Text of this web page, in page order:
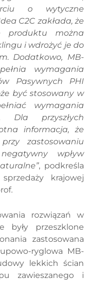
o wytyczne
C2C zakłada, że
produktu można
i wdrożyć je do
Dodatkowo, MB-
wymagania
Pasywnych PHI
być stosowany w
wymagania
Dla przyszłych
informacja, że
zastosowaniu
wpływ
, podkreśla
krajowej
rozwiązań w
były przeszklone
zastosowana
ryglowa MB-
lekkich ścian
zawieszanego i